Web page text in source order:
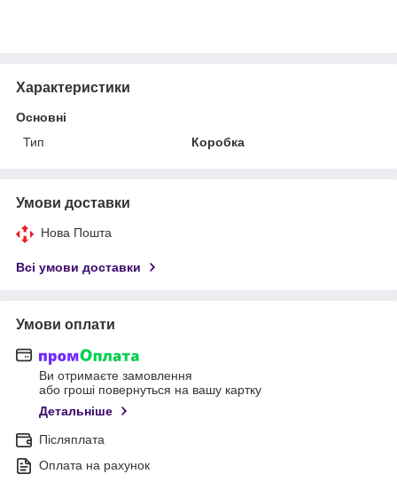
Характеристики
Основні
Тип
Коробка
Умови доставки
Нова Пошта
Всі умови доставки
Умови оплати
Ви отримаєте замовлення
або гроші повернуться на вашу картку
Детальніше
Післяплата
Оплата на рахунок